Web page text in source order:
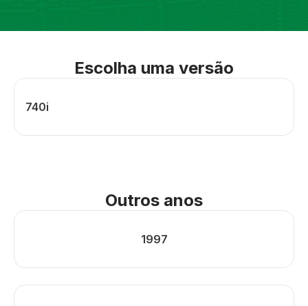
Escolha uma versão
740i
Outros anos
1997